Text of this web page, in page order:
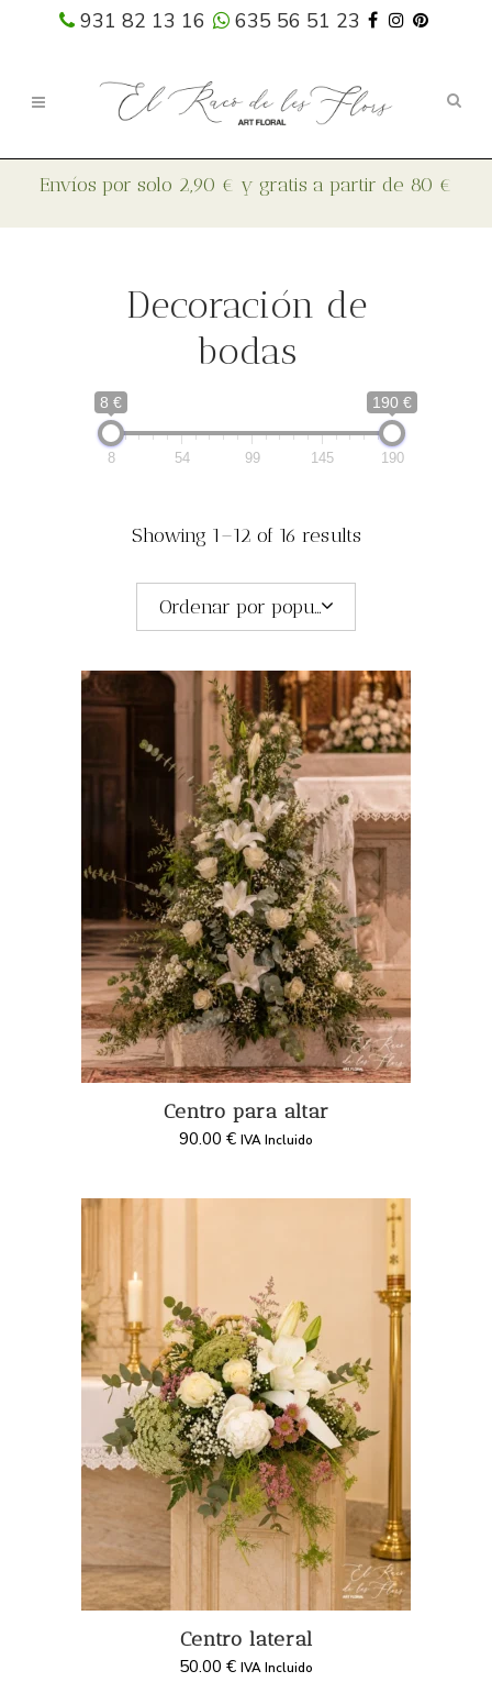
931 82 13 16 635 56 51 23
Decoración de
bodas
8 € 190 €
8 54 99 145 190
Showing 1–12 of 16 results
Ordenar por popularidad
Centro para altar
90.00 € IVA Incluido
Centro lateral
50.00 € IVA Incluido